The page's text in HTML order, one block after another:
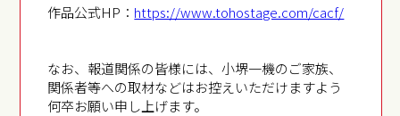
作品公式HP： https://www.tohostage.com/cacf/
⁡なお、報道関係の皆様には、小堺一機のご家族、
関係者等への取材などはお控えいただけますよう
何卒お願い申し上げます。